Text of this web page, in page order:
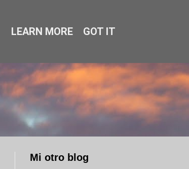
Mi otro blog
LEARN MORE GOT IT